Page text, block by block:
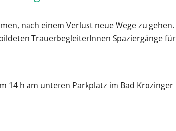
nach einem Verlust neue Wege zu gehen.
TrauerbegleiterInnen Spaziergänge für
14 h am unteren Parkplatz im Bad Krozinger